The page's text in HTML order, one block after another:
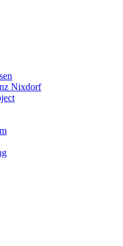
Nixdorf